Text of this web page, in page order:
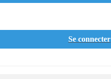
Se connecter